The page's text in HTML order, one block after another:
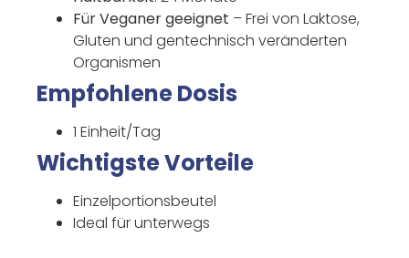
Für Veganer geeignet – Frei von Laktose,
Gluten und gentechnisch veränderten
Organismen
Empfohlene Dosis
1 Einheit/Tag
Wichtigste Vorteile
Einzelportionsbeutel
Ideal für unterwegs